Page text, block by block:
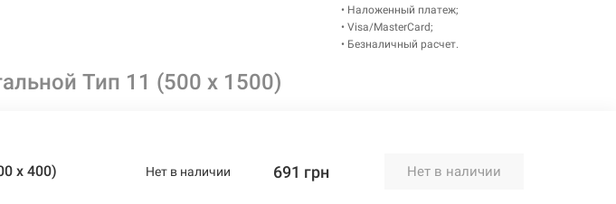
• Наложенный платеж;
• Visa/MasterCard;
• Безналичный расчет.
Тип 11 (500 x 1500)
x 400) Нет в наличии 691 грн Нет в наличии